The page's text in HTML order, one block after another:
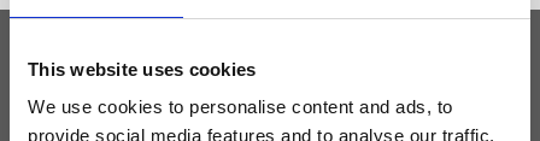
This website uses cookies
We use cookies to personalise content and ads, to
provide social media features and to analyse our traffic.
Tieniti aggiornato